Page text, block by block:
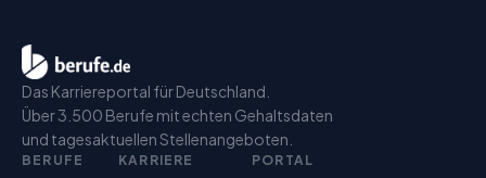
Das Karriereportal für Deutschland.
Über 3.500 Berufe mit echten Gehaltsdaten
und tagesaktuellen Stellenangeboten.
BERUFE KARRIERE PORTAL